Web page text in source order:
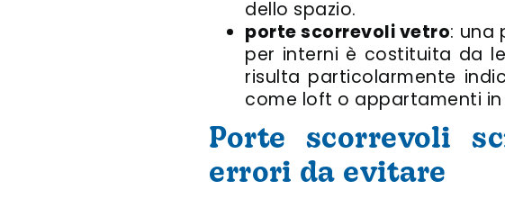
dello spazio.
porte scorrevoli vetro: una
per interni è costituita da
risulta particolarmente
come loft o appartamenti in
Porte scorrevoli
errori da evitare